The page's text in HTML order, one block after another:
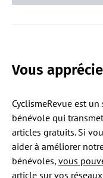
Vous
CyclismeRevue est
bénévole qui
articles gratuits. Si
aider à améliorer
bénévoles, vous
article sur vos